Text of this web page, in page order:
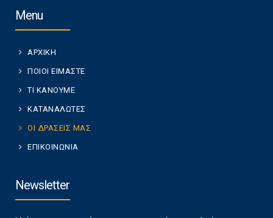
Menu
ΑΡΧΙΚΗ
ΠΟΙΟΙ ΕΙΜΑΣΤΕ
ΤΙ ΚΑΝΟΥΜΕ
ΚΑΤΑΝΑΛΩΤΕΣ
ΟΙ ΔΡΑΣΕΙΣ ΜΑΣ
ΕΠΙΚΟΙΝΩΝΙΑ
Newsletter